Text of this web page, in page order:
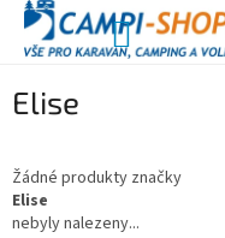
Přejít
obsah
NÁKUPNÍ
Elise
Žádné produkty značky
Elise
nebyly nalezeny...